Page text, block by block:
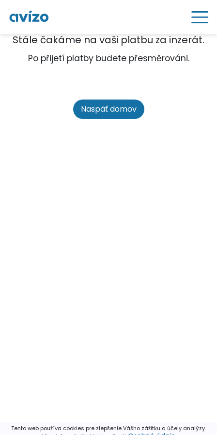
Tento web používa cookies pre zlepšenie Vášho zážitku a účely analýzy.
Stále čakáme na vaši platbu za inzerát.
Po přijetí platby budete přesměrováni.
Naspäť domov